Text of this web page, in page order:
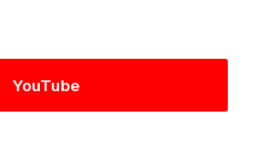
YouTube